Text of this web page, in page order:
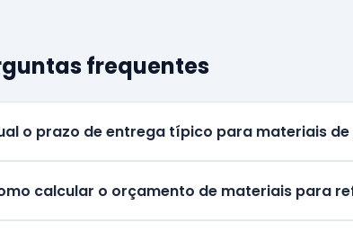
frequentes
o prazo de entrega típico para materiais
calcular o orçamento de materiais para